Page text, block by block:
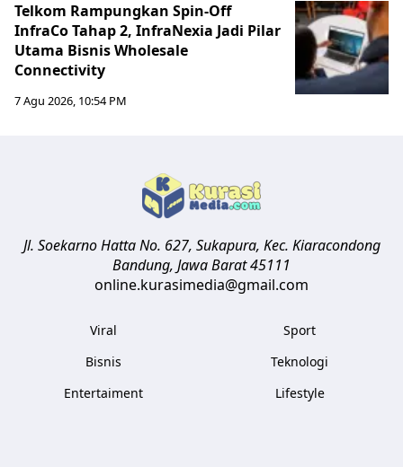
Telkom Rampungkan Spin-Off
InfraCo Tahap 2, InfraNexia Jadi Pilar
Utama Bisnis Wholesale
Connectivity
7 Agu 2026, 10:54 PM
Jl. Soekarno Hatta No. 627, Sukapura, Kec. Kiaracondong
Bandung, Jawa Barat45111
online.kurasimedia@gmail.com
Viral
Bisnis
Entertaiment
Sport
Teknologi
Lifestyle